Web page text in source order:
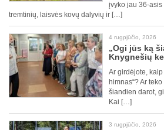
įvyko jau 36-
tremtinių, laisvės kovų dalyvių ir […]
4 rugpjūčio, 2026
„Ogi jūs ką
Knygnešių
Ar girdėjote,
himnas“? Ar
šiandien darot,
Kai […]
3 rugpjūčio, 2026